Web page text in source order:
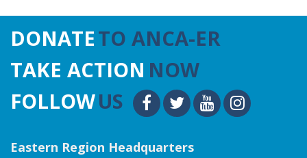
DONATETO ANCA-ER
TAKE ACTION NOW
FOLLOWUS
Eastern Region Headquarters